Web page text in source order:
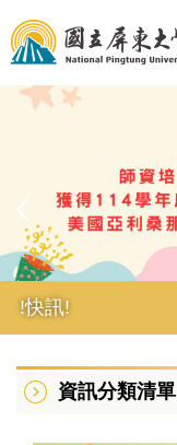
跳
到
主
要
!快訊!
資訊分類清單